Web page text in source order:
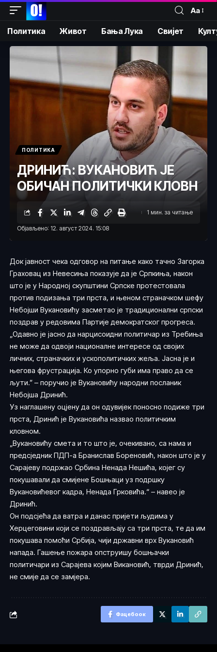
Аа
Политика Живот Бања Лука Свијет
ПОЛИТИКА
ДРИНИЋ: ВУКАНОВИЋ ЈЕ
ОБИЧАН ПОЛИТИЧКИ КЛОВН
Објављено: 12. август 2024. 15:08
1 мин. за читање
Док јавност чека одговор на питање како тачно Загорка
Граховац из Невесиња показује да је Српкиња, након
што је у Народној скупштини Српске протестовала
против подизања три прста, и њеном страначком шефу
Небојши Вукановићу засметао је традиционални српски
поздрав у редовима Партије демократског прогреса.
„Одавно је јасно да нарцисоидни политичар из Требиња
не може да одвоји националне интересе од својих
личних, страначких и ускополитичких жеља. Јасна је и
његова фрустрација. Ко упорно губи има право да се
љути.” – поручио је Вукановићу народни посланик
Небојша Дринић.
Уз наглашену оцјену да он одувијек поносно подиже три
прста, Дринић је Вукановића назвао политичким
кловном.
„Вукановићу смета и то што је, очекивано, са нама и
предсједник ПДП-а Бранислав Бореновић, након што је у
Сарајеву подржао Србина Ненада Нешића, којег су
покушавали да смијене Бошњаци уз подршку
Вукановићевог кадра, Ненада Грковића.“ – навео је
Дринић.
Он подсјећа да ватра и данас пријети људима у
Херцеговини који се поздрављају са три прста, те да им
покушава помоћи Србија, чији државни врх Вукановић
напада. Гашење пожара опструишу бошњачки
политичари из Сарајева којим Викановић, тврди Дринић,
не смије да се замјера.
Фацебоок